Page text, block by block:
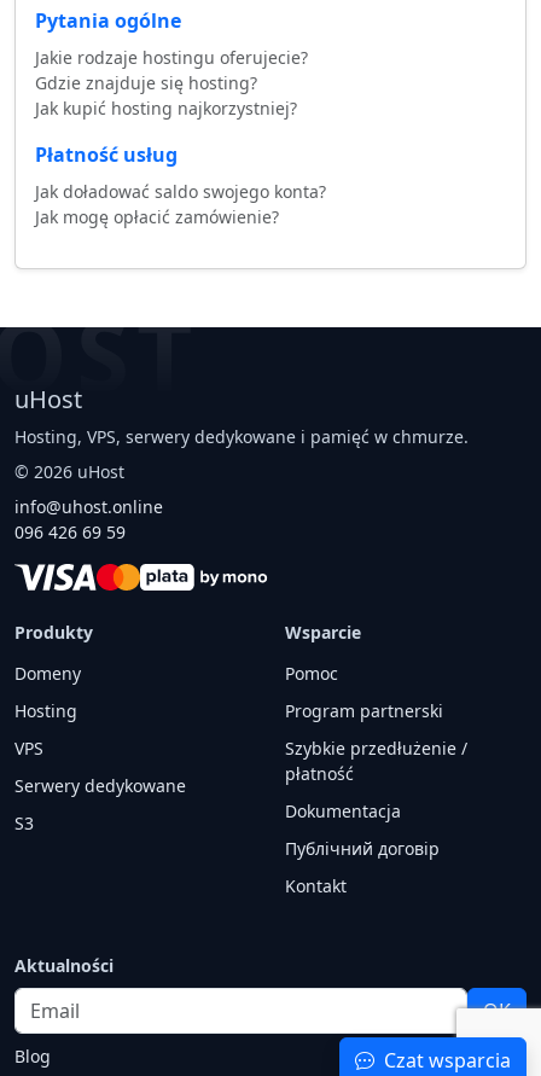
Pytania ogólne
Jakie rodzaje hostingu oferujecie?
Gdzie znajduje się hosting?
Jak kupić hosting najkorzystniej?
Płatność usług
Jak doładować saldo swojego konta?
Jak mogę opłacić zamówienie?
uHost
Hosting, VPS, serwery dedykowane i pamięć w chmurze.
© 2026 uHost
info@uhost.online
096 426 69 59
Produkty
Domeny
Hosting
VPS
Serwery dedykowane
S3
Wsparcie
Pomoc
Program partnerski
Szybkie przedłużenie /
płatność
Dokumentacja
Публічний договір
Kontakt
Aktualności
Email OK
Blog Czat wsparcia